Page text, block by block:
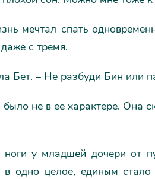
мечтал спать
с тремя.
Бет. – Не разбуди Бин или
не в ее характере. Она
ноги у младшей дочери от
в одно целое, единым